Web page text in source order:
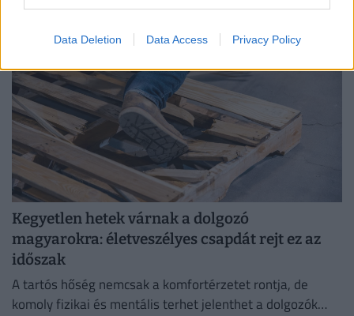
Data Deletion Data Access Privacy Policy
Kegyetlen hetek várnak a dolgozó
magyarokra: életveszélyes csapdát rejt ez az
időszak
A tartós hőség nemcsak a komfortérzetet rontja, de
komoly fizikai és mentális terhet jelenthet a dolgozók